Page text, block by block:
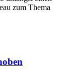
zum Thema